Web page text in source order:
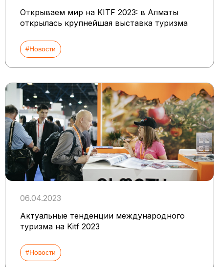
Открываем мир на KITF 2023: в Алматы
открылась крупнейшая выставка туризма
#Новости
06.04.2023
Актуальные тенденции международного
туризма на Kitf 2023
#Новости